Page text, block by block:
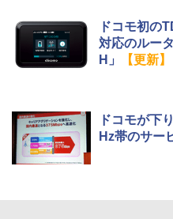
ドコモ初の
対応のルー
H」
【更新】
ドコモが下
Hz帯のサー